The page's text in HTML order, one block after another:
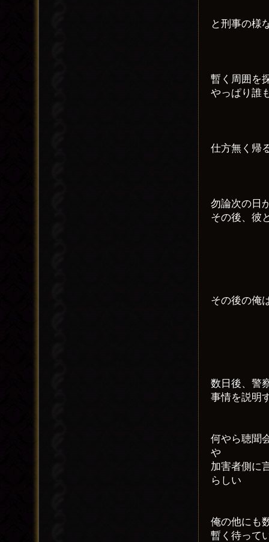
と刑事の様
暫く周囲を
やっぱり誰
仕方無く帰
勿論次の日
その後、彼
その後の俺
数日後、警
事情を説明
何やら聴聞
や
加害者側に
らしい
俺の他にも
暫く待って